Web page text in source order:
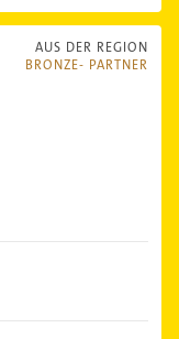
AUS DER REGION
BRONZE- PARTNER